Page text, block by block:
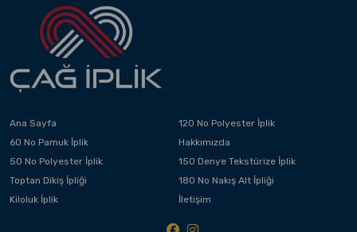
Ana Sayfa
120 No Polyester İplik
60 No Pamuk İplik
Hakkımızda
50 No Polyester İplik
150 Denye Tekstürize İplik
Toptan Dikiş İpliği
180 No Nakış Alt İpliği
Kiloluk İplik
İletişim